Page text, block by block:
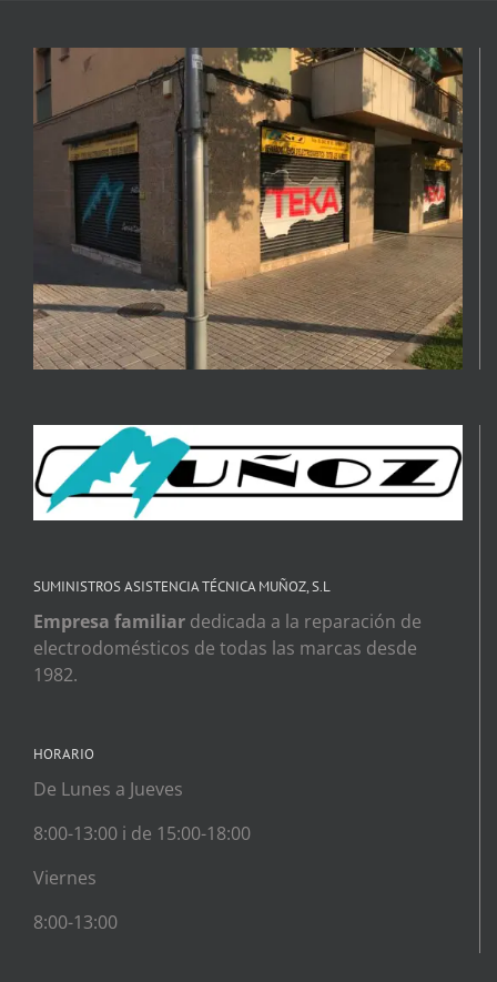
SUMINISTROS ASISTENCIA TÉCNICA MUÑOZ, S.L
Empresa familiar dedicada a la reparación de
electrodomésticos de todas las marcas desde
1982.
HORARIO
De Lunes a Jueves
8:00-13:00 i de 15:00-18:00
Viernes
8:00-13:00